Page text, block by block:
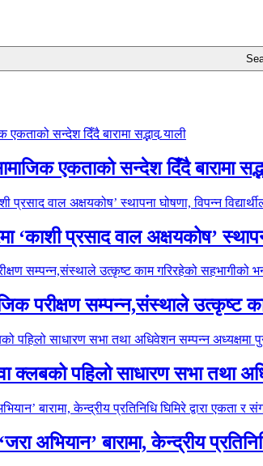
एकताको सन्देश दिँदै बारामा
‘काशी प्रसाद वाल अक्षयकोष’
परीक्षण सम्पन्न,संस्थाले उत्कृष्ट
क्लबको पहिलो साधारण सभा तथा
अभियान’ बारामा, केन्द्रीय